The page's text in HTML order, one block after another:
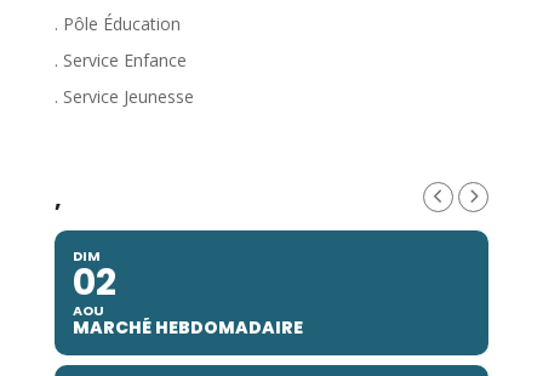
. Pôle Éducation
. Service Enfance
. Service Jeunesse
,
DIM
02
AOU
MARCHÉ HEBDOMADAIRE